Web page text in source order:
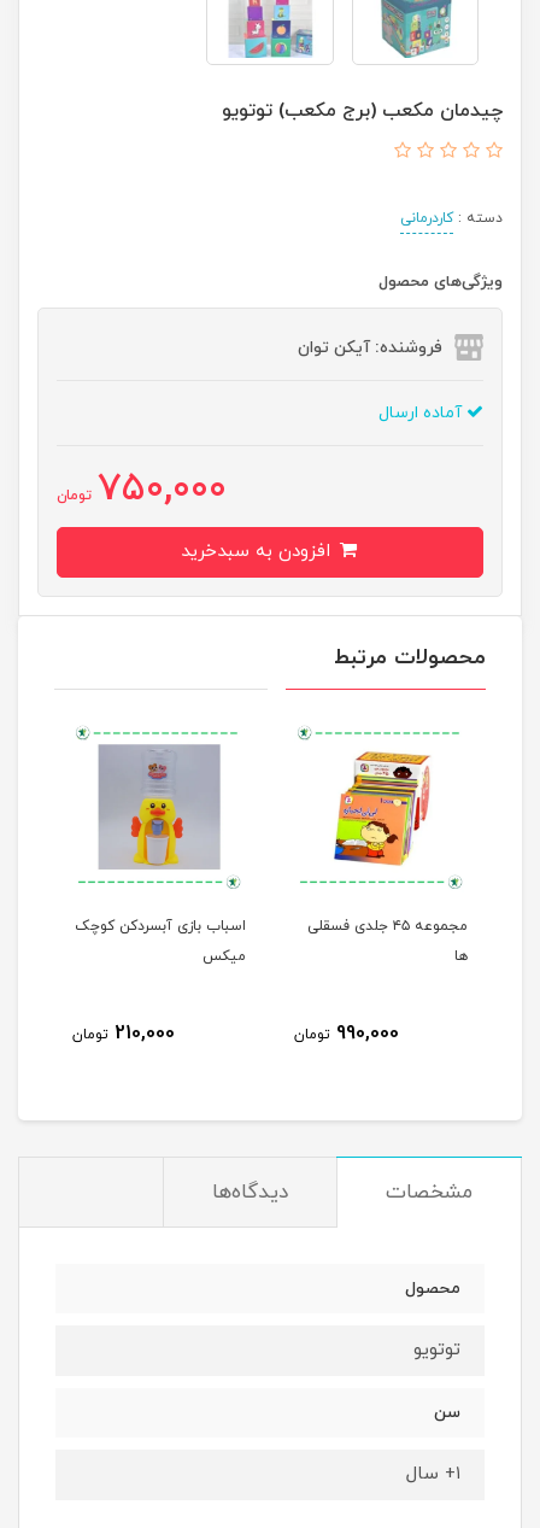
چیدمان مکعب (برج مکعب) توتویو
دسته :کاردرمانی
ویژگی‌های محصول
فروشنده: آیکن توان
آماده ارسال
750,000 تومان
محصولات مرتبط
مجموعه ۴۵ جلدی فسقلی
ها
990,000 تومان
اسباب بازی آبسردکن کوچک
میکس
210,000 تومان
مشخصات دیدگاه‌ها
محصول
توتویو
سن
۱+ سال